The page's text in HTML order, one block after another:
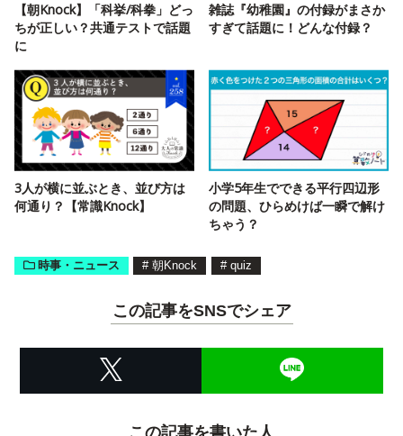
【朝Knock】「科挙/科拳」どっ
ちが正しい？共通テストで話題
に
雑誌『幼稚園』の付録がまさか
すぎて話題に！どんな付録？
3人が横に並ぶとき、並び方は
何通り？【常識Knock】
小学5年生でできる平行四辺形
の問題、ひらめけば一瞬で解け
ちゃう？
時事・ニュース # 朝Knock # quiz
この記事をSNSでシェア
この記事を書いた人